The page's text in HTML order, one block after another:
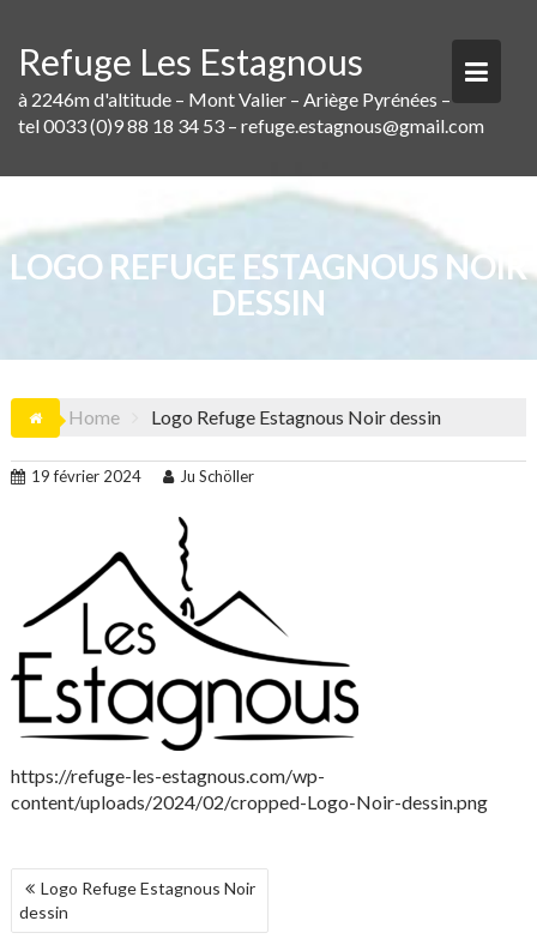
content
Refuge Les Estagnous
à 2246m d'altitude – Mont Valier – Ariège Pyrénées –
tel 0033 (0)9 88 18 34 53 – refuge.estagnous@gmail.com
LOGO REFUGE ESTAGNOUS NOIR
DESSIN
Home Logo Refuge Estagnous Noir dessin
19 février 2024 Ju Schöller
https://refuge-les-estagnous.com/wp-
content/uploads/2024/02/cropped-Logo-Noir-dessin.png
NAVIGATION
DE
L’ARTICLE
Logo Refuge Estagnous Noir
dessin